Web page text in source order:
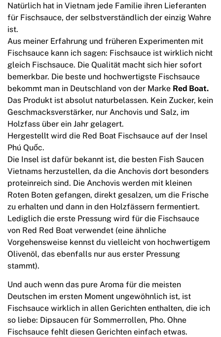
Natürlich hat in Vietnam jede Familie ihren Lieferanten
für Fischsauce, der selbstverständlich der einzig Wahre
ist.
Aus meiner Erfahrung und früheren Experimenten mit
Fischsauce kann ich sagen: Fischsauce ist wirklich nicht
gleich Fischsauce. Die Qualität macht sich hier sofort
bemerkbar. Die beste und hochwertigste Fischsauce
bekommt man in Deutschland von der Marke Red Boat.
Das Produkt ist absolut naturbelassen. Kein Zucker, kein
Geschmacksverstärker, nur Anchovis und Salz, im
Holzfass über ein Jahr gelagert.
Hergestellt wird die Red Boat Fischsauce auf der Insel
Phú Quốc.
Die Insel ist dafür bekannt ist, die besten Fish Saucen
Vietnams herzustellen, da die Anchovis dort besonders
proteinreich sind. Die Anchovis werden mit kleinen
Roten Boten gefangen, direkt gesalzen, um die Frische
zu erhalten und dann in den Holzfässern fermentiert.
Lediglich die erste Pressung wird für die Fischsauce
von Red Red Boat verwendet (eine ähnliche
Vorgehensweise kennst du vielleicht von hochwertigem
Olivenöl, das ebenfalls nur aus erster Pressung
stammt).
Und auch wenn das pure Aroma für die meisten
Deutschen im ersten Moment ungewöhnlich ist, ist
Fischsauce wirklich in allen Gerichten enthalten, die ich
so liebe: Dipsaucen für Sommerrollen, Pho. Ohne
Fischsauce fehlt diesen Gerichten einfach etwas.